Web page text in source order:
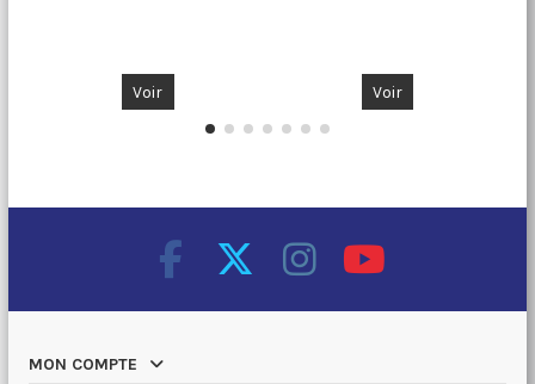
Voir Voir
MON COMPTE